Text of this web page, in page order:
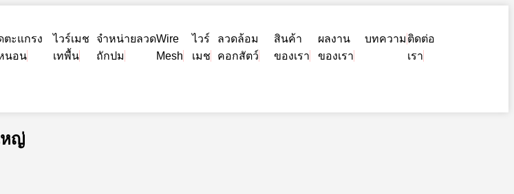
ตะแกรง
นอน
ไวร์เมช
เทพื้น
จำหน่ายลวด
ถักปม
Wire
Mesh
ไวร์
เมช
ลวดล้อม
คอกสัตว์
สินค้า
ของเรา
ผลงาน
ของเรา
บทความ ติดต่อ
เรา
หญ่